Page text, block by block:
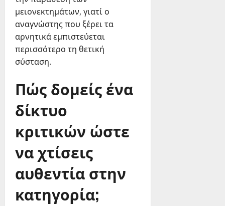
μειονεκτημάτων, γιατί ο
αναγνώστης που ξέρει τα
αρνητικά εμπιστεύεται
περισσότερο τη θετική
σύσταση.
Πώς δομείς ένα
δίκτυο
κριτικών ώστε
να χτίσεις
αυθεντία στην
κατηγορία;